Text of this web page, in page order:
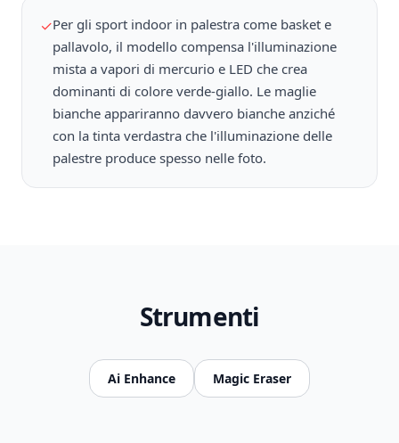
✓Per gli sport indoor in palestra come basket e
pallavolo, il modello compensa l'illuminazione
mista a vapori di mercurio e LED che crea
dominanti di colore verde-giallo. Le maglie
bianche appariranno davvero bianche anziché
con la tinta verdastra che l'illuminazione delle
palestre produce spesso nelle foto.
Strumenti
Ai Enhance Magic Eraser